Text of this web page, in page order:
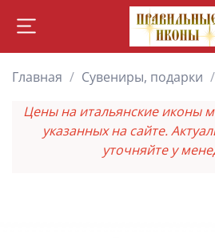
Главная Сувениры, подарки
Цены на итальянские иконы
указанных на сайте.
уточняйте у